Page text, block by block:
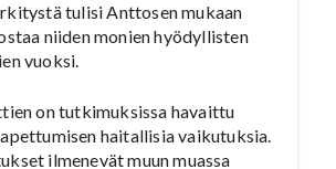
tulisi Anttosen mukaan
niiden monien hyödyllisten
vuoksi.
on tutkimuksissa havaittu
haitallisia vaikutuksia.
ilmenevät muun muassa